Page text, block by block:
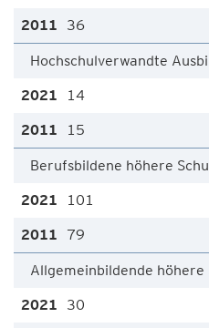
36
Hochschulverwandte
14
15
Berufsbildene höhere
101
79
Allgemeinbildende höhere
30